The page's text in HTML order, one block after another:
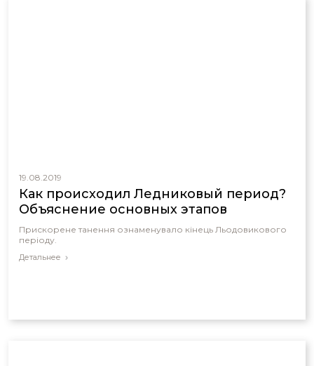
19.08.2019
Как происходил Ледниковый период?
Объяснение основных этапов
Прискорене танення ознаменувало кінець Льодовикового
періоду.
Детальнее